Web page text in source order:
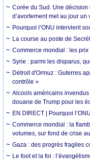
Corée du Sud. Une
d’avortement met au jour un
Pourquoi l’ONU intervient
La course au poste de
Commerce mondial : les
Syrie : parmi les disparus,
Détroit d'Ormuz : Guterres
contrôle »
Alcools américains
douane de Trump pour les
EN DIRECT | Pourquoi
Commerce mondial : la
volumes, sur fond de crise
Gaza : des progrès fragiles
Le foot et la foi :